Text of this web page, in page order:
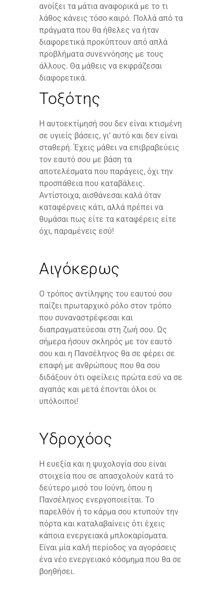
ανοίξει τα μάτια αναφορικά με το τι
λάθος κάνεις τόσο καιρό. Πολλά από τα
πράγματα που θα ήθελες να ήταν
διαφορετικά προκύπτουν από απλά
προβλήματα συνεννόησης με τους
άλλους. Θα μάθεις να εκφράζεσαι
διαφορετικά.
Τοξότης
Η αυτοεκτίμησή σου δεν είναι κτισμένη
σε υγιείς βάσεις, γι’ αυτό και δεν είναι
σταθερή. Έχεις μάθει να επιβραβεύεις
τον εαυτό σου με βάση τα
αποτελέσματα που παράγεις, όχι την
προσπάθεια που καταβάλεις.
Αντίστοιχα, αισθάνεσαι καλά όταν
καταφέρνεις κάτι, αλλά πρέπει να
θυμάσαι πως είτε τα καταφέρεις είτε
όχι, παραμένεις εσύ!
Αιγόκερως
Ο τρόπος αντίληψης του εαυτού σου
παίζει πρωταρχικό ρόλο στον τρόπο
που συναναστρέφεσαι και
διαπραγματεύεσαι στη ζωή σου. Ως
σήμερα ήσουν σκληρός με τον εαυτό
σου και η Πανσέληνος θα σε φέρει σε
επαφή με ανθρώπους που θα σου
διδάξουν ότι οφείλεις πρώτα εσύ να σε
αγαπάς και μετά έπονται όλοι οι
υπόλοιποι!
Υδροχόος
Η ευεξία και η ψυχολογία σου είναι
στοιχεία που σε απασχολούν κατά το
δεύτερο μισό του Ιούνη, όπου η
Πανσέληνος ενεργοποιείται. Το
παρελθόν ή το κάρμα σου κτυπούν την
πόρτα και καταλαβαίνεις ότι έχεις
κάποια ενεργειακά μπλοκαρίσματα.
Είναι μία καλή περίοδος να αγοράσεις
ένα νέο ενεργειακό κόσμημα που θα σε
βοηθήσει.